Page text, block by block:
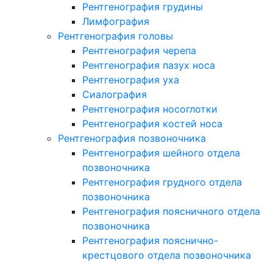
Рентгенография грудины
Лимфография
Рентгенография головы
Рентгенография черепа
Рентгенография пазух носа
Рентгенография уха
Сиалография
Рентгенография носоглотки
Рентгенография костей носа
Рентгенография позвоночника
Рентгенография шейного отдела
позвоночника
Рентгенография грудного отдела
позвоночника
Рентгенография поясничного отдела
позвоночника
Рентгенография пояснично-
крестцового отдела позвоночника